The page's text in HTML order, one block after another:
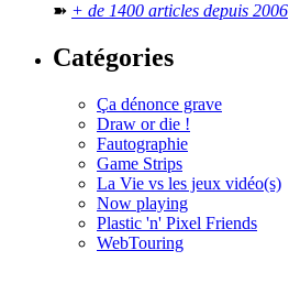
➽ + de 1400 articles depuis 2006
Catégories
Ça dénonce grave
Draw or die !
Fautographie
Game Strips
La Vie vs les jeux vidéo(s)
Now playing
Plastic 'n' Pixel Friends
WebTouring